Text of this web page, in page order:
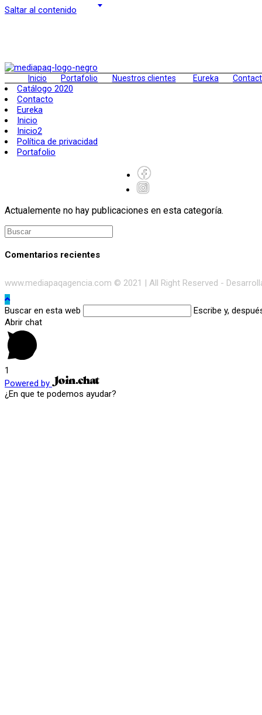
Saltar al contenido
Inicio Portafolio Nuestros clientes Eureka
Catálogo 2020
Contacto
Eureka
Inicio
Inicio2
Política de privacidad
Portafolio
Actualemente no hay publicaciones en esta categoría.
Comentarios recientes
www.mediapaqagencia.com © 2021 | All Right Reserved -
Buscar en esta web
Escribe y,
Abrir chat
1
Powered by
¿En que te podemos ayudar?